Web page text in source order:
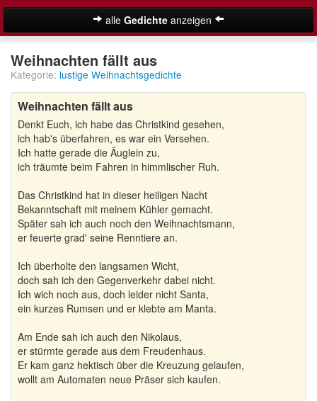
alle Gedichte anzeigen
Adventsgedichte
Besinnliche Weihnachtsgedichte
Kurze Weihnachtsgedichte
Lustige Weihnachtsgedichte
Schöne Weihnachtsgedichte
Weihnachtsgedichte für Kinder
Weihnachten fällt aus
Kategorie: lustige Weihnachtsgedichte
Weihnachten fällt aus
Denkt Euch, ich habe das Christkind gesehen,
ich hab's überfahren, es war ein Versehen.
Ich hatte gerade die Äuglein zu,
ich träumte beim Fahren in himmlischer Ruh.
Das Christkind hat in dieser heiligen Nacht
Bekanntschaft mit meinem Kühler gemacht.
Später sah ich auch noch den Weihnachtsmann,
er feuerte grad' seine Renntiere an.
Ich überholte den langsamen Wicht,
doch sah ich den Gegenverkehr dabei nicht.
Ich wich noch aus, doch leider nicht Santa,
ein kurzes Rumsen und er klebte am Manta.
Am Ende sah ich auch den Nikolaus,
er stürmte gerade aus dem Freudenhaus.
Er kam ganz hektisch über die Kreuzung gelaufen,
wollt am Automaten neue Präser sich kaufen.